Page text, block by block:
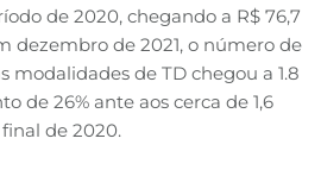
de 2020, chegando a R$ 76,7
dezembro de 2021, o número de
modalidades de TD chegou a 1.8
de 26% ante aos cerca de 1,6
de 2020.